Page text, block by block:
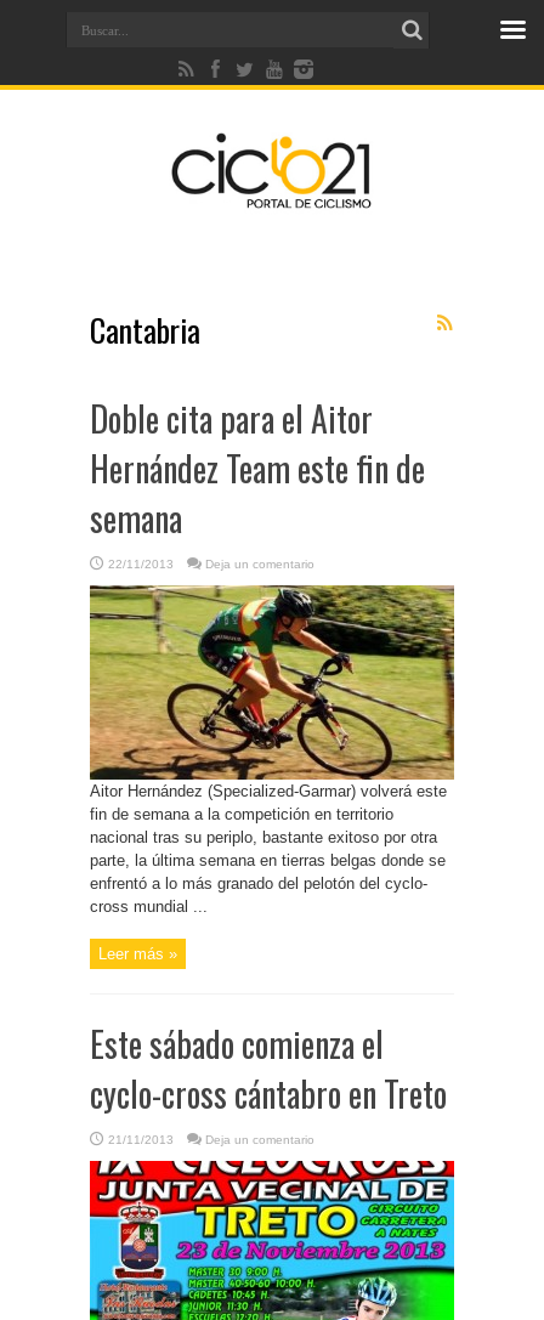
Cantabria
Doble cita para el Aitor
Hernández Team este fin de
semana
22/11/2013 Deja un comentario
Aitor Hernández (Specialized-Garmar) volverá este
fin de semana a la competición en territorio
nacional tras su periplo, bastante exitoso por otra
parte, la última semana en tierras belgas donde se
enfrentó a lo más granado del pelotón del cyclo-
cross mundial ...
Leer más »
Este sábado comienza el
cyclo-cross cántabro en Treto
21/11/2013 Deja un comentario